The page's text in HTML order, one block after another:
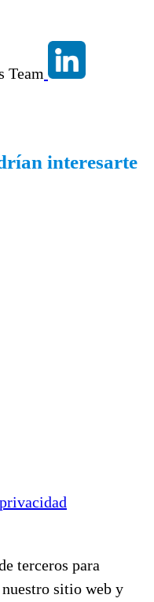
Team
interesarte
terceros para
sitio web y